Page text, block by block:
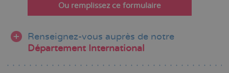
Ou remplissez ce formulaire
Renseignez-vous auprès de notre
Département International